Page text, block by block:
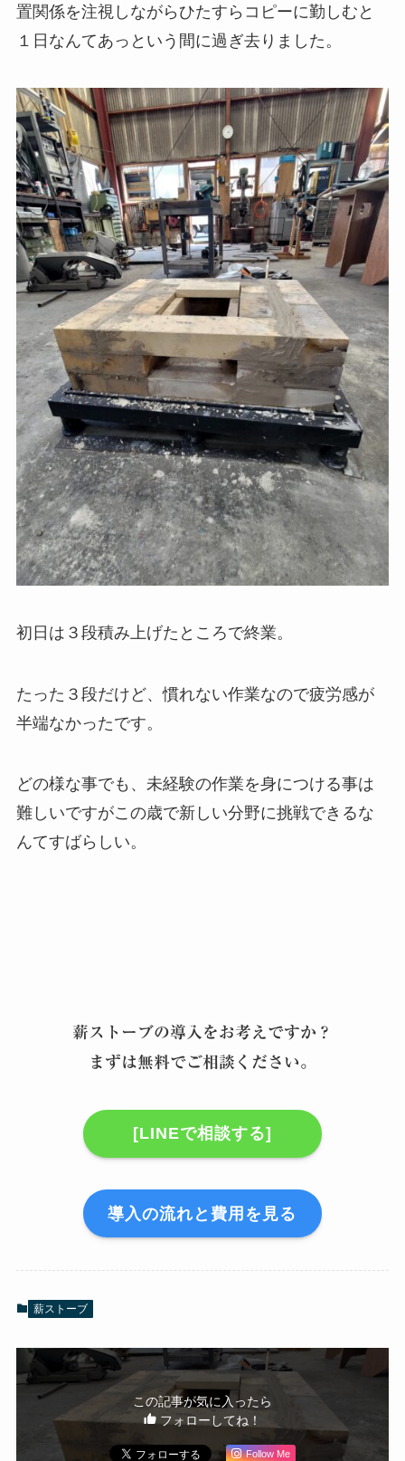
置関係を注視しながらひたすらコピーに勤しむと
１日なんてあっという間に過ぎ去りました。
初日は３段積み上げたところで終業。
たった３段だけど、慣れない作業なので疲労感が
半端なかったです。
どの様な事でも、未経験の作業を身につける事は
難しいですがこの歳で新しい分野に挑戦できるな
んてすばらしい。
薪ストーブの導入をお考えですか？
まずは無料でご相談ください。
[LINEで相談する]
導入の流れと費用を見る
薪ストーブ
この記事が気に入ったら
フォローしてね！
Follow Me